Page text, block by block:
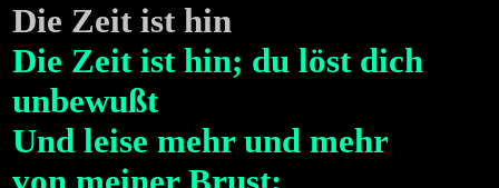
Die Zeit ist hin
Die Zeit ist hin; du löst dich
unbewußt
Und leise mehr und mehr